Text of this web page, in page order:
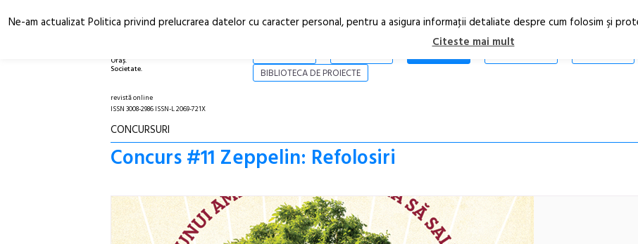
Oraș.
Societate.
STIRI
BIBLIOTECA DE PROIECTE
revistă online
ISSN 3008-2986 ISSN-L 2069-721X
CONCURSURI
Concurs #11 Zeppelin: Refolosiri
Ne-am actualizat Politica privind prelucrarea datelor cu caracter personal, pentru a asigura informaţii detaliate despre cum folosim şi
Citeste mai mult